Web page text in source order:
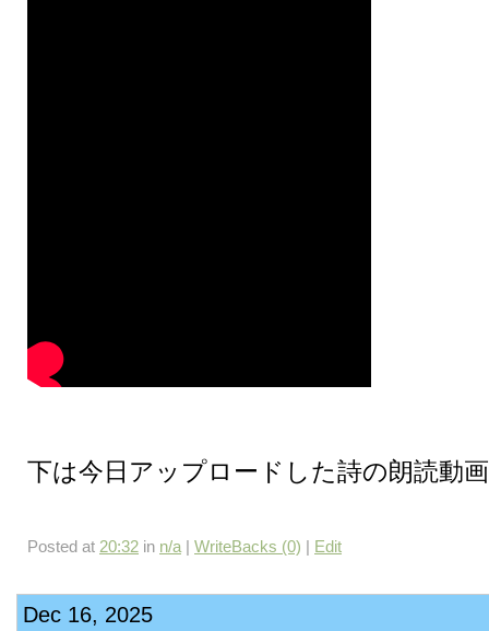
下は今日アップロードした詩の朗読動
Posted at 20:32 in n/a | WriteBacks (0) | Edit
Dec 16, 2025